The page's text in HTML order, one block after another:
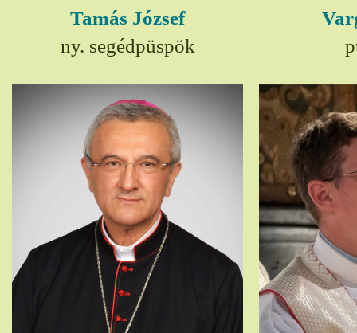
Tamás József
ny. segédpüspök